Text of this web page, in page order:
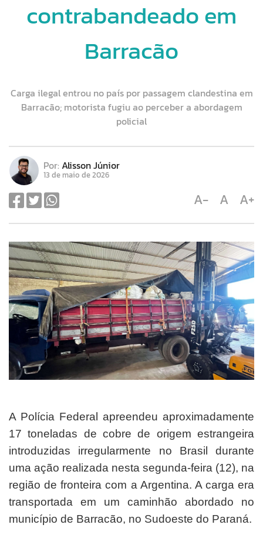
contrabandeado em
Barracão
Carga ilegal entrou no país por passagem clandestina em
Barracão; motorista fugiu ao perceber a abordagem
policial
Por: Alisson Júnior
13 de maio de 2026
A- A A+
A Polícia Federal apreendeu aproximadamente
17 toneladas de cobre de origem estrangeira
introduzidas irregularmente no Brasil durante
uma ação realizada nesta segunda-feira (12), na
região de fronteira com a Argentina. A carga era
transportada em um caminhão abordado no
município de Barracão, no Sudoeste do Paraná.